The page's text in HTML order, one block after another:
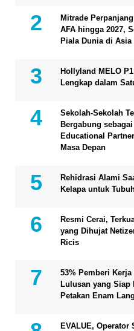
Mitrade
AFA hingga 2027,
Piala Dunia di Asia
Hollyland MELO
Lengkap dalam
Sekolah-Sekolah
Bergabung
Educational
Masa Depan
Rehidrasi Alami
Kelapa untuk
Resmi Cerai,
yang Dihujat
Ricis
53% Pemberi
Lulusan yang Siap
Petakan Enam
EVALUE, Operator